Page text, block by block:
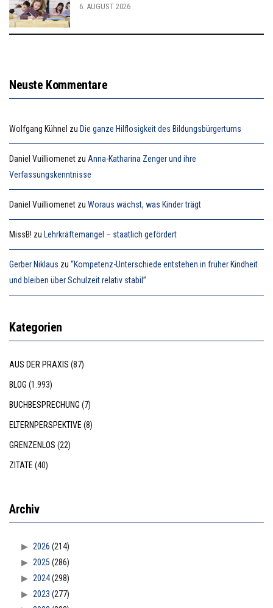
6. AUGUST 2026
Neuste Kommentare
Wolfgang Kühnel zu Die ganze Hilflosigkeit des Bildungsbürgertums
Daniel Vuilliomenet zu Anna-Katharina Zenger und ihre
Verfassungskenntnisse
Daniel Vuilliomenet zu Woraus wächst, was Kinder trägt
MissB! zu Lehrkräftemangel – staatlich gefördert
Gerber Niklaus zu “Kompetenz-Unterschiede entstehen in früher Kindheit
und bleiben über Schulzeit relativ stabil”
Kategorien
AUS DER PRAXIS (87)
BLOG (1.993)
BUCHBESPRECHUNG (7)
ELTERNPERSPEKTIVE (8)
GRENZENLOS (22)
ZITATE (40)
Archiv
2026 (214)
2025 (286)
2024(298)
2023 (277)